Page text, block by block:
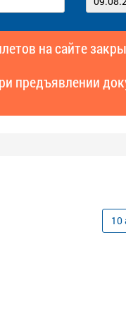
на сайте
предъявлении
10